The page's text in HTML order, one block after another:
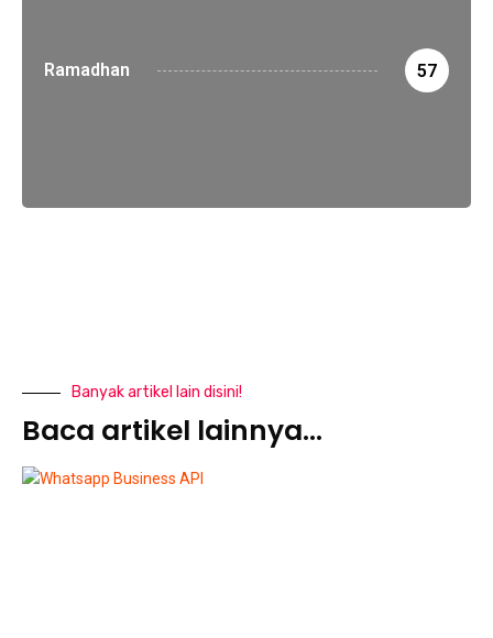
Ramadhan 57
Banyak artikel lain disini!
Baca artikel lainnya...